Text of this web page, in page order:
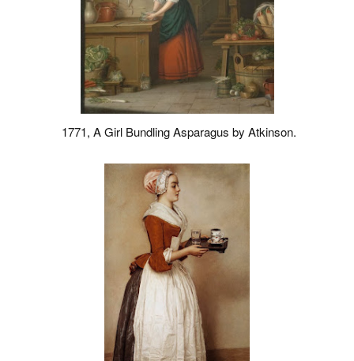
1771, A Girl Bundling Asparagus by Atkinson.